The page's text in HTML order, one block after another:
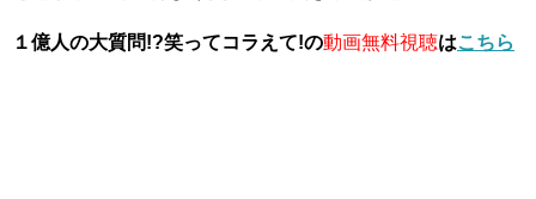
１億人の大質問!?笑ってコラえて!の動画無料視聴はこちら